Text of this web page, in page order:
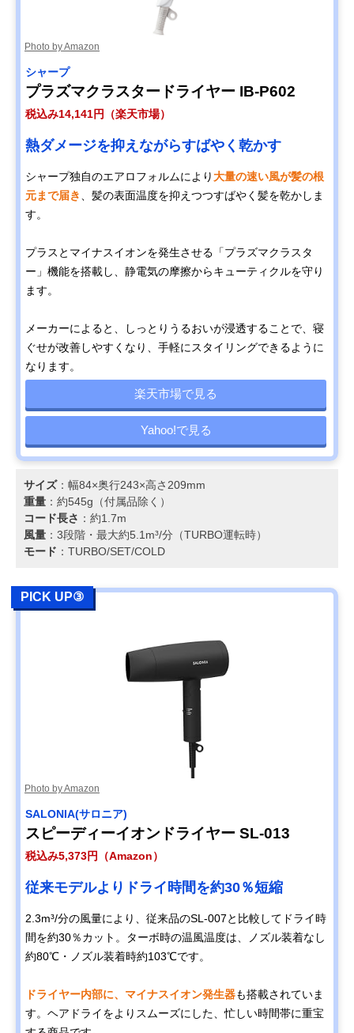
Photo by Amazon
‎シャープ
プラズマクラスタードライヤー IB-P602
税込み14,141円（楽天市場）
熱ダメージを抑えながらすばやく乾かす
シャープ独自のエアロフォルムにより 大量の速い風が髪の根
元まで届き
、髪の表面温度を抑えつつすばやく髪を乾かしま
す。
プラスとマイナスイオンを発生させる「プラズマクラスタ
ー」機能を搭載し、静電気の摩擦からキューティクルを守り
ます。
メーカーによると、しっとりうるおいが浸透することで、寝
ぐせが改善しやすくなり、手軽にスタイリングできるように
なります。
楽天市場で見る
Yahoo!で見る
サイズ：幅84×奥行243×高さ209mm
重量 ：約545g（付属品除く）
コード長さ ：約1.7m
風量 ：3段階・最大約5.1m³/分（TURBO運転時）
モード ：TURBO/SET/COLD
PICK UP③
Photo by Amazon
‎SALONIA(サロニア)
スピーディーイオンドライヤー SL-013
税込み5,373円（Amazon）
従来モデルよりドライ時間を約30％短縮
2.3m³/分の風量により、従来品のSL-007と比較してドライ時
間を約30％カット。ターボ時の温風温度は、ノズル装着なし
約80℃・ノズル装着時約103℃です。
ドライヤー内部に、マイナスイオン発生器も搭載されていま
す。ヘアドライをよりスムーズにした、忙しい時間帯に重宝